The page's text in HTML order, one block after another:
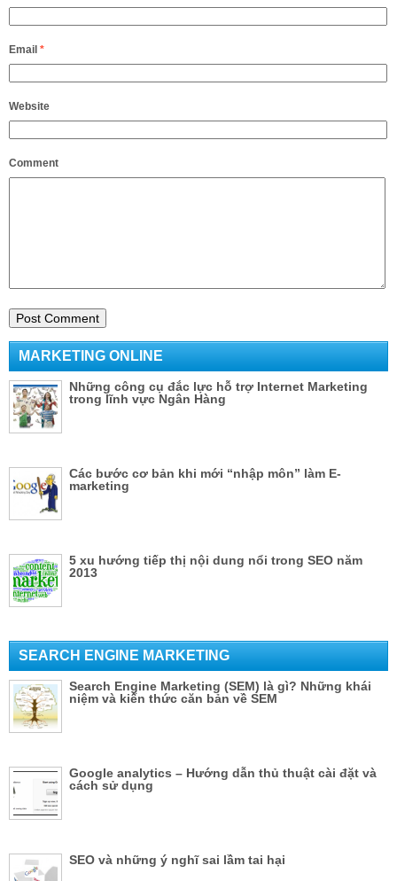
Email *
Website
Comment
MARKETING ONLINE
Những công cụ đắc lực hỗ trợ Internet Marketing
trong lĩnh vực Ngân Hàng
Các bước cơ bản khi mới “nhập môn” làm E-
marketing
5 xu hướng tiếp thị nội dung nổi trong SEO năm
2013
SEARCH ENGINE MARKETING
Search Engine Marketing (SEM) là gì? Những khái
niệm và kiến thức căn bản về SEM
Google analytics – Hướng dẫn thủ thuật cài đặt và
cách sử dụng
SEO và những ý nghĩ sai lầm tai hại